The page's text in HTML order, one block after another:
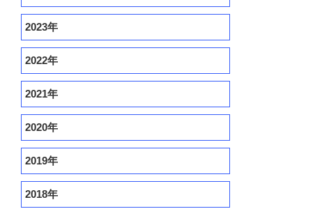
2023年
2022年
2021年
2020年
2019年
2018年